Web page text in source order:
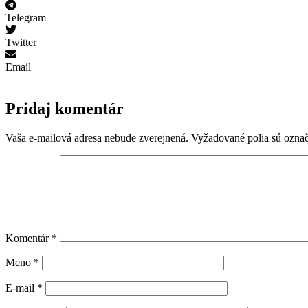
Telegram
Twitter
Email
Pridaj komentár
Vaša e-mailová adresa nebude zverejnená. Vyžadované polia sú
Komentár *
Meno *
E-mail *